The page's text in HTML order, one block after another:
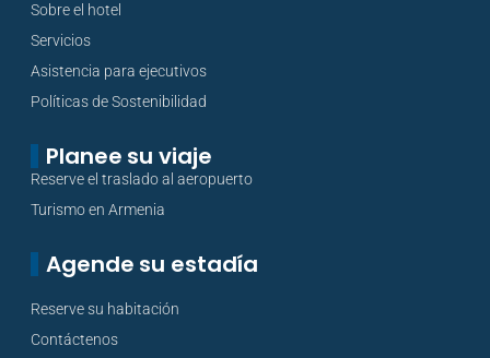
Sobre el hotel
Servicios
Asistencia para ejecutivos
Políticas de Sostenibilidad
Planee su viaje
Reserve el traslado al aeropuerto
Turismo en Armenia
Agende su estadía
Reserve su habitación
Contáctenos